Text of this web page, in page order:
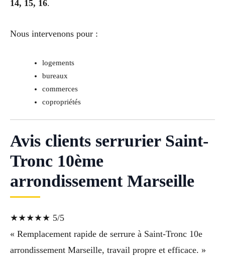
14, 15, 16.
Nous intervenons pour :
logements
bureaux
commerces
copropriétés
Avis clients serrurier Saint-
Tronc 10ème
arrondissement Marseille
★★★★★ 5/5
« Remplacement rapide de serrure à Saint-Tronc 10e
arrondissement Marseille, travail propre et efficace. »